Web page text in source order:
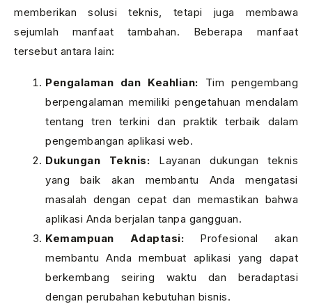
memberikan solusi teknis, tetapi juga membawa
sejumlah manfaat tambahan. Beberapa manfaat
tersebut antara lain:
Pengalaman dan Keahlian: Tim pengembang
berpengalaman memiliki pengetahuan mendalam
tentang tren terkini dan praktik terbaik dalam
pengembangan aplikasi web.
Dukungan Teknis: Layanan dukungan teknis
yang baik akan membantu Anda mengatasi
masalah dengan cepat dan memastikan bahwa
aplikasi Anda berjalan tanpa gangguan.
Kemampuan Adaptasi: Profesional akan
membantu Anda membuat aplikasi yang dapat
berkembang seiring waktu dan beradaptasi
dengan perubahan kebutuhan bisnis.